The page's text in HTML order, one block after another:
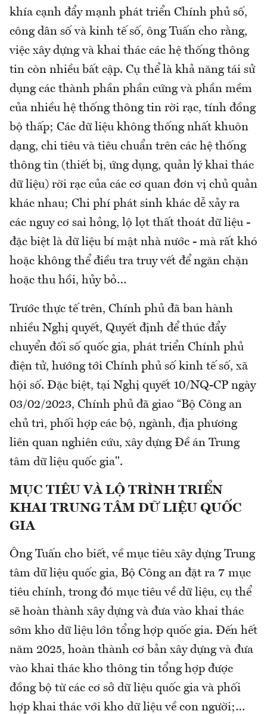
khía cạnh đẩy mạnh phát triển Chính phủ số,
công dân số và kinh tế số, ông Tuấn cho rằng,
việc xây dựng và khai thác các hệ thống thông
tin còn nhiều bất cập. Cụ thể là khả năng tái sử
dụng các thành phần phần cứng và phần mềm
của nhiều hệ thống thông tin rời rạc, tính đồng
bộ thấp; Các dữ liệu không thống nhất khuôn
dạng, chi tiêu và tiêu chuẩn trên các hệ thống
thông tin (thiết bị, ứng dụng, quản lý khai thác
dữ liệu) rời rạc của các cơ quan đơn vị chủ quản
khác nhau; Chi phí phát sinh khác dễ xảy ra
các nguy cơ sai hỏng, lộ lọt thất thoát dữ liệu -
đặc biệt là dữ liệu bí mật nhà nước - mà rất khó
hoặc không thể điều tra truy vết để ngăn chặn
hoặc thu hồi, hủy bỏ…
Trước thực tế trên, Chính phủ đã ban hành
nhiều Nghị quyết, Quyết định để thúc đẩy
chuyển đối số quốc gia, phát triển Chính phủ
điện tử, hướng tới Chính phủ số kinh tế số, xã
hội số. Đặc biệt, tại Nghị quyết 10/NQ-CP ngày
03/02/2023, Chính phủ đã giao “Bộ Công an
chủ trì, phối hợp các bộ, ngành, địa phương
liên quan nghiên cứu, xây dựng Đề án Trung
tâm dữ liệu quốc gia".
MỤC TIÊU VÀ LỘ TRÌNH TRIỂN
KHAI TRUNG TÂM DỮ LIỆU QUỐC
GIA
Ông Tuấn cho biết, về mục tiêu xây dựng Trung
tâm dữ liệu quốc gia, Bộ Công an đặt ra 7 mục
tiêu chính, trong đó mục tiêu về dữ liệu, cụ thể
sẽ hoàn thành xây dựng và đưa vào khai thác
sớm kho dữ liệu lớn tổng hợp quốc gia. Đến hết
năm 2025, hoàn thành cơ bản xây dựng và đưa
vào khai thác kho thông tin tổng hợp được
đồng bộ từ các cơ sở dữ liệu quốc gia và phối
hợp khai thác với kho dữ liệu về con người;…